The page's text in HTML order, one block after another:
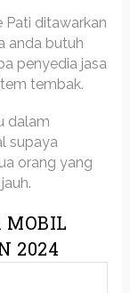
Pati ditawarkan
anda butuh
penyedia jasa
tembak.
dalam
supaya
orang yang
MOBIL
2024